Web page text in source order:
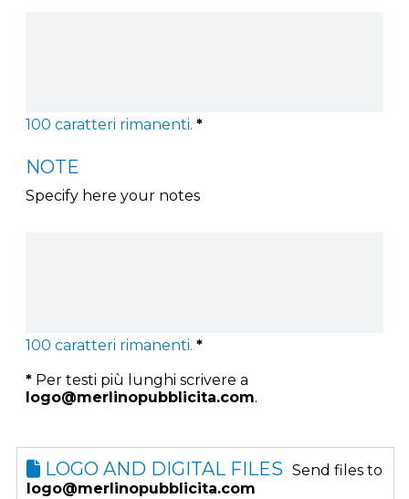
100 caratteri rimanenti. *
NOTE
Specify here your notes
100 caratteri rimanenti. *
* Per testi più lunghi scrivere a
logo@merlinopubblicita.com.
LOGO AND DIGITAL FILES Send files to
logo@merlinopubblicita.com